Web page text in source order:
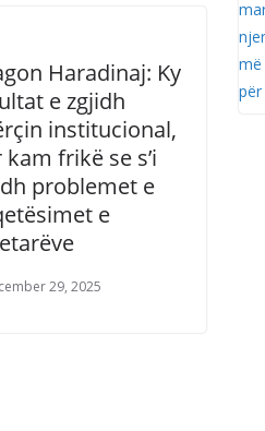
Haradinaj: Ky
e zgjidh
institucional,
frikë se s’i
problemet e
e
29, 2025